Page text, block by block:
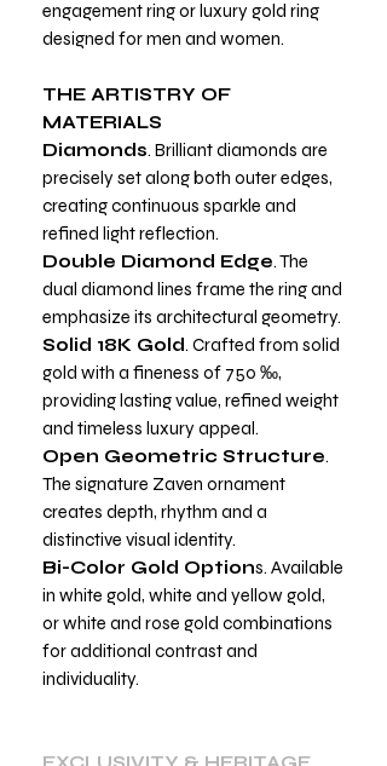
engagement ring or luxury gold ring
designed for men and women.
THE ARTISTRY OF
MATERIALS
Diamonds. Brilliant diamonds are
precisely set along both outer edges,
creating continuous sparkle and
refined light reflection.
Double Diamond Edge. The
dual diamond lines frame the ring and
emphasize its architectural geometry.
Solid 18K Gold. Crafted from solid
gold with a fineness of 750 ‰,
providing lasting value, refined weight
and timeless luxury appeal.
Open Geometric Structure.
The signature Zaven ornament
creates depth, rhythm and a
distinctive visual identity.
Bi-Color Gold Options. Available
in white gold, white and yellow gold,
or white and rose gold combinations
for additional contrast and
individuality.